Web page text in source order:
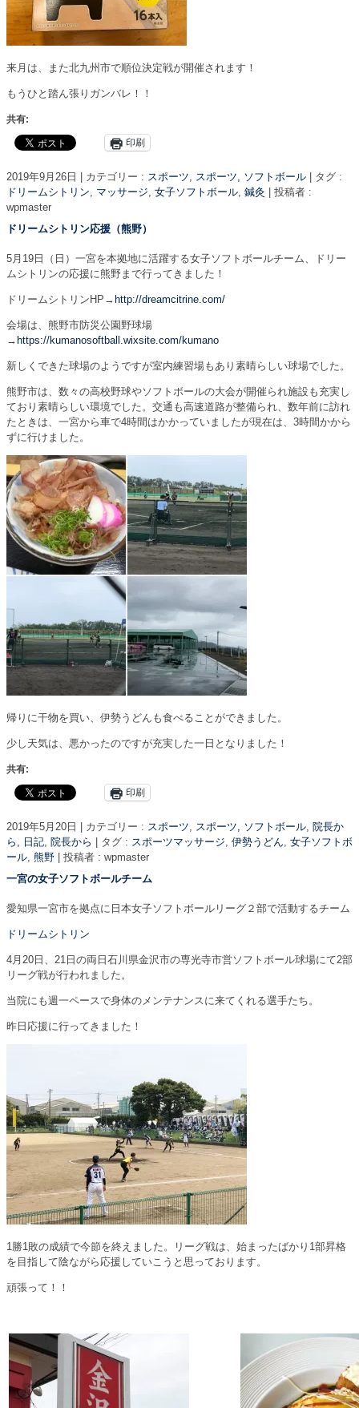
来月は、また北九州市で順位決定戦が開催されます！
もうひと踏ん張りガンバレ！！
共有:
印刷
2019年9月26日 | カテゴリー : スポーツ スポーツ, ソフトボール | タグ :
ドリームシトリン
マッサージ 女子ソフトボール 鍼灸 | 投稿者 :
wpmaster
ドリームシトリン応援（熊野）
5月19日（日）一宮を本拠地に活躍する女子ソフトボールチーム、ドリー
ムシトリンの応援に熊野まで行ってきました！
ドリームシトリンHP→http://dreamcitrine.com/
会場は、熊野市防災公園野球場
→https://kumanosoftball.wixsite.com/kumano
新しくできた球場のようですが室内練習場もあり素晴らしい球場でした。
熊野市は、数々の高校野球やソフトボールの大会が開催られ施設も充実し
ており素晴らしい環境でした。交通も高速道路が整備られ、数年前に訪れ
たときは、一宮から車で4時間はかかっていましたが現在は、3時間かから
ずに行けました。
帰りに干物を買い、伊勢うどんも食べることができました。
少し天気は、悪かったのですが充実した一日となりました！
共有:
印刷
2019年5月20日 | カテゴリー : スポーツ スポーツ, ソフトボール 院長か
ら, 日記 院長から | タグ : スポーツマッサージ 伊勢うどん 女子ソフトボ
ール 熊野 | 投稿者 : wpmaster
一宮の女子ソフトボールチーム
愛知県一宮市を拠点に日本女子ソフトボールリーグ２部で活動するチーム
ドリームシトリン
4月20日、21日の両日石川県金沢市の専光寺市営ソフトボール球場にて2部
リーグ戦が行われました。
当院にも週一ペースで身体のメンテナンスに来てくれる選手たち。
昨日応援に行ってきました！
1勝1敗の成績で今節を終えました。リーグ戦は、始まったばかり1部昇格
を目指して陰ながら応援していこうと思っております。
頑張って！！